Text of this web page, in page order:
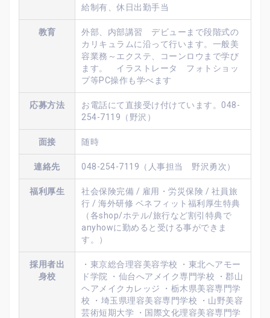
給制有、休日出勤手当
教育
外部、内部講習 デビューまで段階式の
カリキュラムに沿って行います。一般美
容業務～エクステ、コーンロウまで学び
ます。 イラストレータ フォトショッ
プ等PC操作も学べます
応募方法
お電話にて直接受け付けています。048-
254-7119（野沢）
面接 随時
連絡先 048-254-7119（人事担当 野沢勇次）
福利厚生
社会保険完備 / 雇用・労災保険 / 社員旅
行 / 海外研修 ベネフィット福利厚生特典
（各shop/ホテル/旅行など割引特典で
anyhowに勤めると受ける事ができま
す。）
採用者出
身校
・東京総合理容美容学校 ・東北ヘアモー
ド学院 ・仙台へアメイク専門学校 ・郡山
ヘアメイクカレッジ ・栃木県美容専門学
校 ・埼玉県理容美容専門学校 ・山野美容
芸術短期大学 ・国際文化理容美容専門学